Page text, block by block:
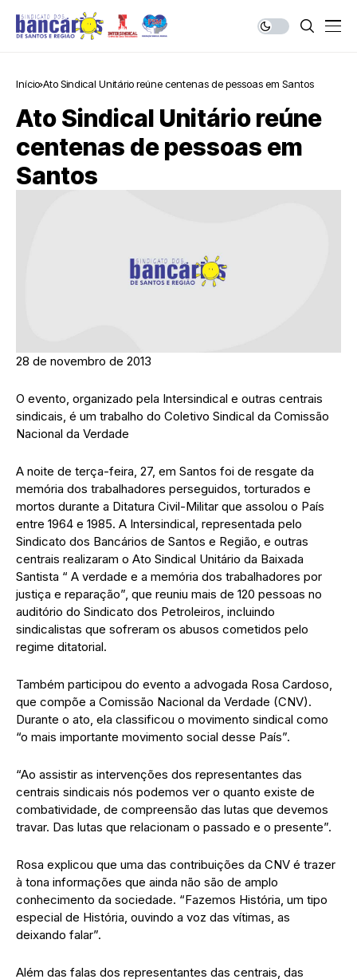
Início Ato Sindical Unitário reúne centenas de pessoas em Santos
Ato Sindical Unitário reúne
centenas de pessoas em
Santos
28 de novembro de 2013
O evento, organizado pela Intersindical e outras centrais
sindicais, é um trabalho do Coletivo Sindical da Comissão
Nacional da Verdade
A noite de terça-feira, 27, em Santos foi de resgate da
memória dos trabalhadores perseguidos, torturados e
mortos durante a Ditatura Civil-Militar que assolou o País
entre 1964 e 1985. A Intersindical, representada pelo
Sindicato dos Bancários de Santos e Região, e outras
centrais realizaram o Ato Sindical Unitário da Baixada
Santista “ A verdade e a memória dos trabalhadores por
justiça e reparação”, que reuniu mais de 120 pessoas no
auditório do Sindicato dos Petroleiros, incluindo
sindicalistas que sofreram os abusos cometidos pelo
regime ditatorial.
Também participou do evento a advogada Rosa Cardoso,
que compõe a Comissão Nacional da Verdade (CNV).
Durante o ato, ela classificou o movimento sindical como
“o mais importante movimento social desse País”.
“Ao assistir as intervenções dos representantes das
centrais sindicais nós podemos ver o quanto existe de
combatividade, de compreensão das lutas que devemos
travar. Das lutas que relacionam o passado e o presente”.
Rosa explicou que uma das contribuições da CNV é trazer
à tona informações que ainda não são de amplo
conhecimento da sociedade. “Fazemos História, um tipo
especial de História, ouvindo a voz das vítimas, as
deixando falar”.
Além das falas dos representantes das centrais, das